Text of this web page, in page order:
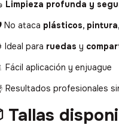
Limpieza profunda y
No ataca plásticos,
Ideal para ruedas y
Fácil aplicación y enjuague
Resultados profesionales
Tallas